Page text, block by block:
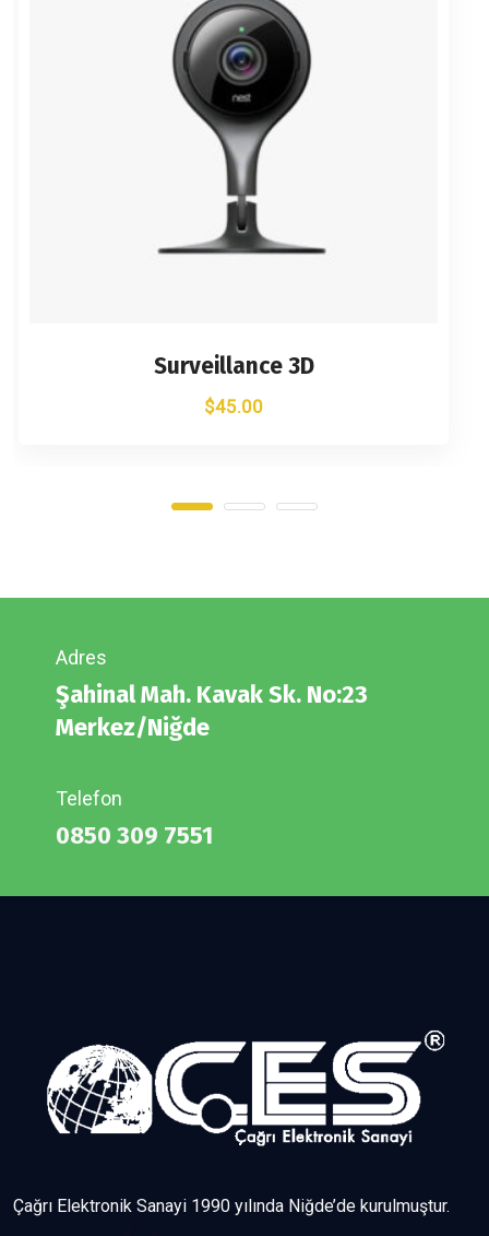
Surveillance 3D
$45.00
Adres
Şahinal Mah. Kavak Sk. No:23
Merkez/Niğde
Telefon
0850 309 7551
Çağrı Elektronik Sanayi 1990 yılında Niğde’de kurulmuştur.